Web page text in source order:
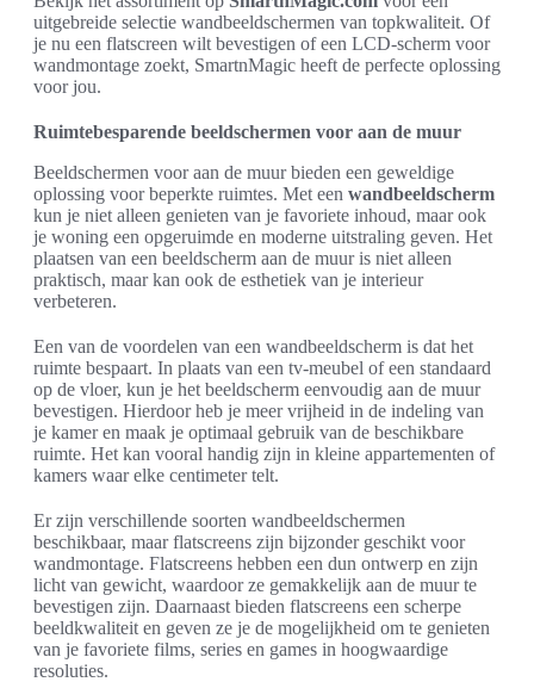
uitgebreide selectie wandbeeldschermen van topkwaliteit. Of
je nu een flatscreen wilt bevestigen of een LCD-scherm voor
wandmontage zoekt, SmartnMagic heeft de perfecte oplossing
voor jou.
Ruimtebesparende beeldschermen voor aan de muur
Beeldschermen voor aan de muur bieden een geweldige
oplossing voor beperkte ruimtes. Met een wandbeeldscherm
kun je niet alleen genieten van je favoriete inhoud, maar ook
je woning een opgeruimde en moderne uitstraling geven. Het
plaatsen van een beeldscherm aan de muur is niet alleen
praktisch, maar kan ook de esthetiek van je interieur
verbeteren.
Een van de voordelen van een wandbeeldscherm is dat het
ruimte bespaart. In plaats van een tv-meubel of een standaard
op de vloer, kun je het beeldscherm eenvoudig aan de muur
bevestigen. Hierdoor heb je meer vrijheid in de indeling van
je kamer en maak je optimaal gebruik van de beschikbare
ruimte. Het kan vooral handig zijn in kleine appartementen of
kamers waar elke centimeter telt.
Er zijn verschillende soorten wandbeeldschermen
beschikbaar, maar flatscreens zijn bijzonder geschikt voor
wandmontage. Flatscreens hebben een dun ontwerp en zijn
licht van gewicht, waardoor ze gemakkelijk aan de muur te
bevestigen zijn. Daarnaast bieden flatscreens een scherpe
beeldkwaliteit en geven ze je de mogelijkheid om te genieten
van je favoriete films, series en games in hoogwaardige
resoluties.